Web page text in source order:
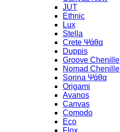
JUT
Ethnic
Lux
Stella
Crete Ψάθα
Duppis
Groove Chenille
Nomad Chenille
Sorina Ψάθα
Origami
Avanos
Canvas
Comodo
Eco
Flox